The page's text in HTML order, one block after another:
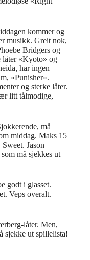
kommer og
musikk. Greit nok,
Bridgers og
låter «Kyoto» og
har ingen
«Punisher».
og sterke låter.
litt tålmodige,
må
middag. Maks 15
Jason
må sjekkes ut
godt i glasset.
Veps overalt.
låter. Men,
sjekke ut spillelista!